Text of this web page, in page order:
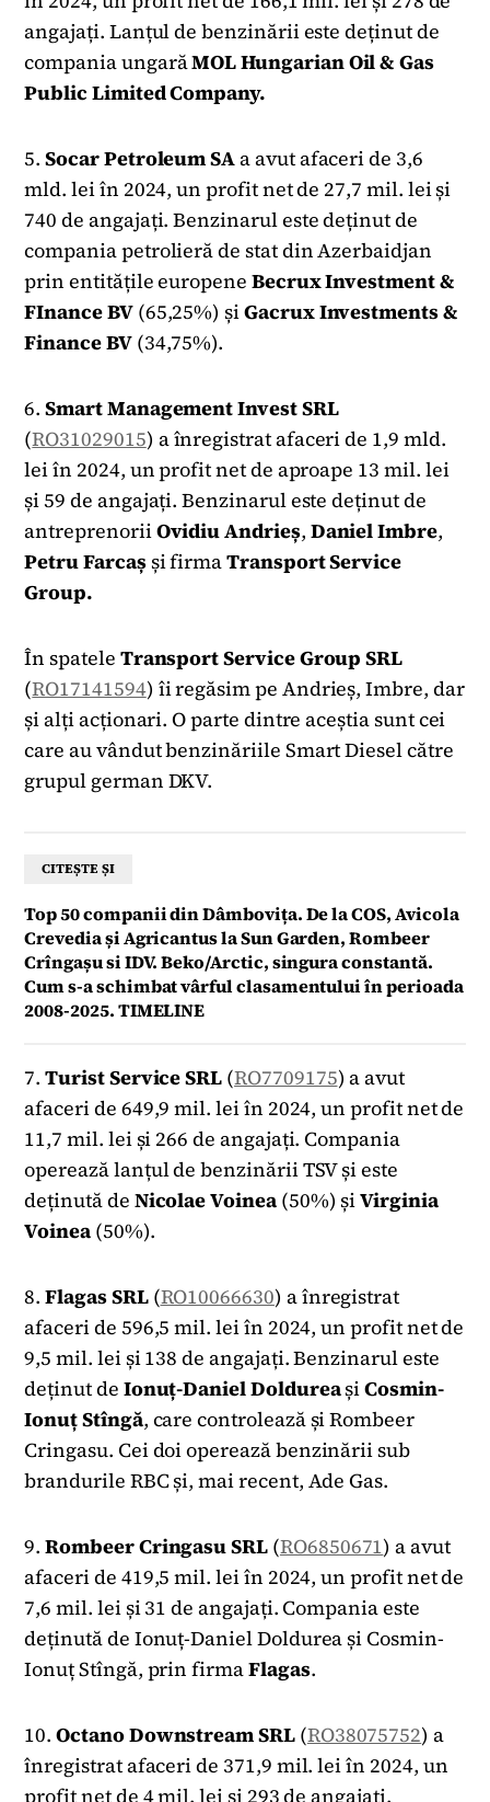
angajați. Lanțul de benzinării este deținut de
compania ungarăMOL Hungarian Oil & Gas
Public Limited Company.
5.Socar Petroleum SAa avut afaceri de 3,6
mld. lei în 2024, un profit net de 27,7 mil. lei și
740 de angajați. Benzinarul este deținut de
compania petrolieră de stat din Azerbaidjan
prin entitățile europene Becrux Investment &
FInance BV(65,25%) șiGacrux Investments &
Finance BV(34,75%).
6.Smart Management Invest SRL
(RO31029015) a înregistrat afaceri de 1,9 mld.
lei în 2024, un profit net de aproape 13 mil. lei
și 59 de angajați. Benzinarul este deținut de
antreprenoriiOvidiu Andrieș, DanielImbre,
Petru Farcașși firmaTransport Service
Group.
În spatele Transport Service Group SRL
(RO17141594) îi regăsim pe Andrieș, Imbre, dar
și alți acționari. O parte dintre aceștia sunt cei
care au vândut benzinăriile Smart Diesel către
grupul german DKV.
CITEȘTE ȘI
Top 50 companii din Dâmbovița. De la COS, Avicola
Crevedia și Agricantus la Sun Garden, Rombeer
Crîngașu si IDV. Beko/Arctic, singura constantă.
Cum s-a schimbat vârful clasamentului în perioada
2008-2025. TIMELINE
7.Turist Service SRL (RO7709175) a avut
afaceri de 649,9 mil. lei în 2024, un profit net de
11,7 mil. lei și 266 de angajați. Compania
operează lanțul de benzinării TSV și este
deținută de NicolaeVoinea(50%) șiVirginia
Voinea (50%).
8.Flagas SRL(RO10066630) a înregistrat
afaceri de 596,5 mil. lei în 2024, un profit net de
9,5 mil. lei și 138 de angajați. Benzinarul este
deținut de Ionuț-Daniel DoldureașiCosmin-
Ionuț Stîngă, care controlează și Rombeer
Cringasu. Cei doi operează benzinării sub
brandurile RBC și, mai recent, Ade Gas.
9.Rombeer Cringasu SRL (RO6850671) a avut
afaceri de 419,5 mil. lei în 2024, un profit net de
7,6 mil. lei și 31 de angajați. Compania este
deținută de Ionuț-Daniel Doldurea și Cosmin-
Ionuț Stîngă, prin firmaFlagas.
10.Octano Downstream SRL(RO38075752) a
înregistrat afaceri de 371,9 mil. lei în 2024, un
profit net de 4 mil. lei și 293 de angajați.